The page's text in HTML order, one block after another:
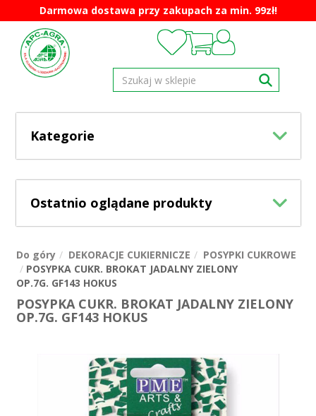
Darmowa dostawa przy zakupach za min. 99zł!
Kategorie
Ostatnio oglądane produkty
Do góry DEKORACJE CUKIERNICZE
POSYPKI CUKROWE
POSYPKA CUKR. BROKAT JADALNY ZIELONY
OP.7G. GF143 HOKUS
POSYPKA CUKR. BROKAT JADALNY ZIELONY
OP.7G. GF143 HOKUS